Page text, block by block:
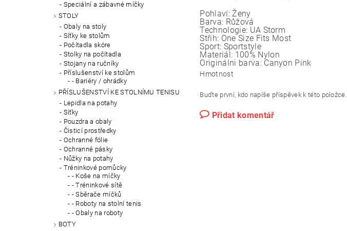
Speciální a zábavné míčky
STOLY
Obaly na stoly
Síťky ke stolům
Počítadla skóre
Stolky na počítadla
Stojany na ručníky
Příslušenství ke stolům
- Bariéry / ohrádky
PŘÍSLUŠENSTVÍ KE STOLNÍMU TENISU
Lepidla na potahy
Síťky
Pouzdra a obaly
Čisticí prostředky
Ochranné fólie
Ochranné pásky
Nůžky na potahy
Tréninkové pomůcky
- Koše na míčky
- Tréninkové sítě
- Sběrače míčků
- Roboty na stolní tenis
- Obaly na roboty
BOTY
Pohlaví: Ženy
Barva: Růžová
Technologie: UA Storm
Střih: One Size Fits Most
Sport: Sportstyle
Materiál: 100% Nylon
Originálni barva: Canyon Pink
Hmotnost
Buďte první, kdo napíše příspěvek k této položce.
Přidat komentář